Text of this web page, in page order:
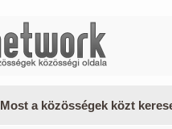
Most a közösségek közt